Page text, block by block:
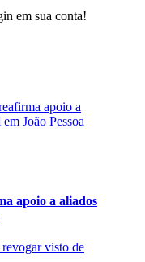
em sua conta!
apoio a aliados